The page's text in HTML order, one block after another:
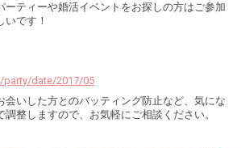
ーティーや婚活イベントをお探しの方はご参加
いです！
party/date/2017/05
いした方とのバッティング防止など、気にな
整しますので、お気軽にご相談ください。